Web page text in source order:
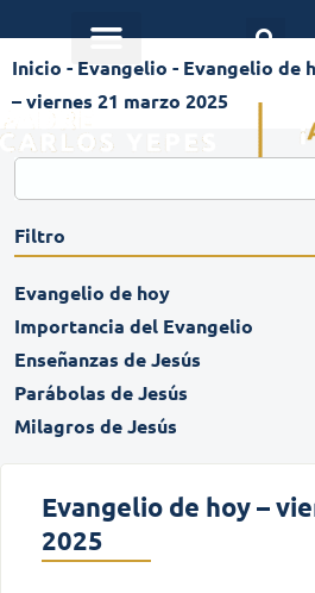
Inicio - Evangelio - Evangelio de
– viernes 21 marzo 2025
Filtro
Evangelio de hoy
Importancia del Evangelio
Enseñanzas de Jesús
Parábolas de Jesús
Milagros de Jesús
Evangelio de hoy –
2025